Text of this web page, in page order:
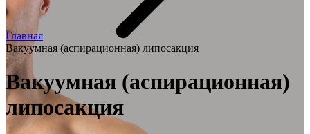
Главная
Вакуумная (аспирационная) липосакция
Вакуумная (аспирационная)
липосакция